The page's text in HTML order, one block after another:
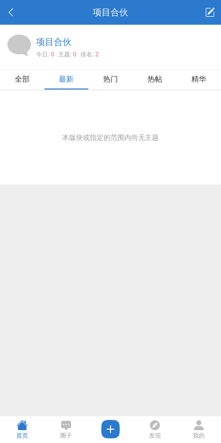
项目合伙
项目合伙
今日: 0 主题: 0 排名: 2
全部 最新 热门 热帖 精华
本版块或指定的范围内尚无主题
首页 圈子 发现 我的